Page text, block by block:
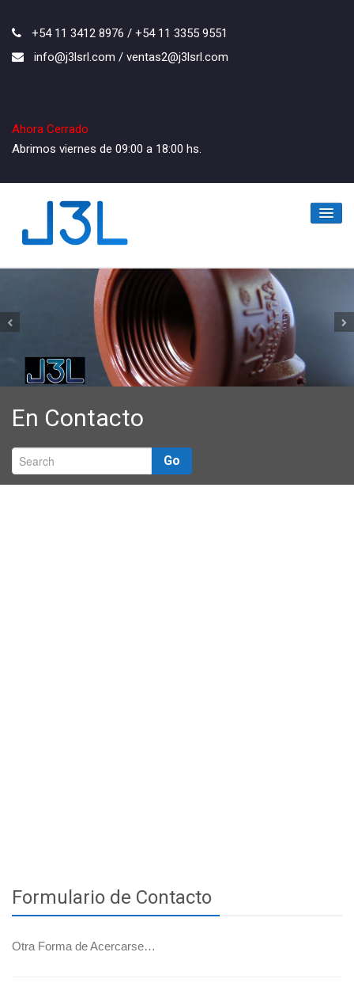
+54 11 3412 8976 / +54 11 3355 9551
info@j3lsrl.com / ventas2@j3lsrl.com
Ahora Cerrado
Abrimos viernes de 09:00 a 18:00 hs.
Inicio
La Empresa
Los Productos
Catálogo
En Contacto
En Contacto
Go
Formulario de Contacto
Otra Forma de Acercarse…